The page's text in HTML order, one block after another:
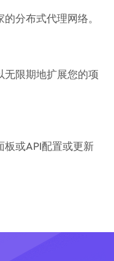
分布式代理网络。
无限期地扩展您的项
板或API配置或更新